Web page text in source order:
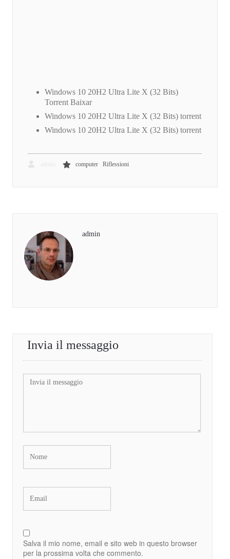
Windows 10 20H2 Ultra Lite X (32 Bits)
Torrent Baixar
Windows 10 20H2 Ultra Lite X (32 Bits) torrent
Windows 10 20H2 Ultra Lite X (32 Bits) torrent
computer Riflessioni
admin
Invia il messaggio
Salva il mio nome, email e sito web in questo browser
per la prossima volta che commento.